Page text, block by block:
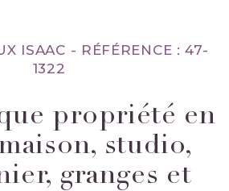
ISAAC - RÉFÉRENCE : 47-
1322
propriété en
studio,
granges et